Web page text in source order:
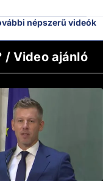
népszerű videók
/ Video ajánló